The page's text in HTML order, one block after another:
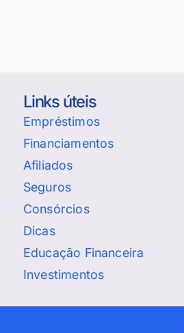
Links úteis
Empréstimos
Financiamentos
Afiliados
Seguros
Consórcios
Dicas
Educação Financeira
Investimentos